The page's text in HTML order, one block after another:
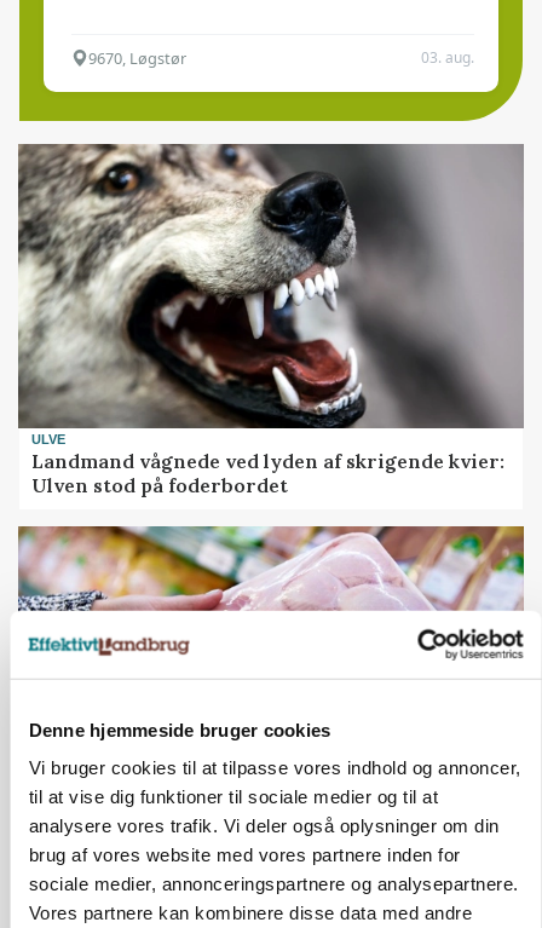
Denne hjemmeside bruger cookies
Vi bruger cookies til at tilpasse vores indhold og annoncer,
til at vise dig funktioner til sociale medier og til at
analysere vores trafik. Vi deler også oplysninger om din
brug af vores website med vores partnere inden for
sociale medier, annonceringspartnere og analysepartnere.
Vores partnere kan kombinere disse data med andre
9670, Løgstør 03. aug.
ULVE
Landmand vågnede ved lyden af skrigende kvier:
Ulven stod på foderbordet
MARKEDSFOKUS
Prisgab på 20 kroner pr. kg vokser: Polsk kylling
presser markedet